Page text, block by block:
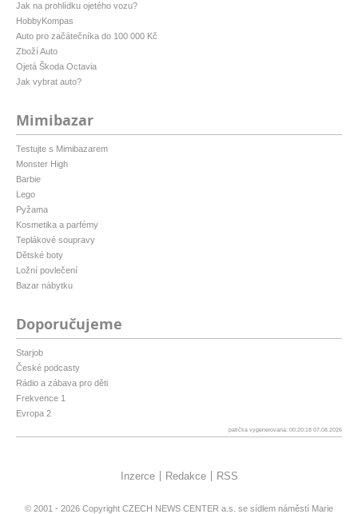
Jak na prohlídku ojetého vozu?
HobbyKompas
Auto pro začátečníka do 100 000 Kč
Zboží Auto
Ojetá Škoda Octavia
Jak vybrat auto?
Mimibazar
Testujte s Mimibazarem
Monster High
Barbie
Lego
Pyžama
Kosmetika a parfémy
Teplákové soupravy
Dětské boty
Ložní povlečení
Bazar nábytku
Doporučujeme
Starjob
České podcasty
Rádio a zábava pro děti
Frekvence 1
Evropa 2
patička vygenerovaná: 00:20:18 07.08.2026
Inzerce Redakce RSS
© 2001 - 2026 Copyright CZECH NEWS CENTER a.s. se sídlem náměstí Marie